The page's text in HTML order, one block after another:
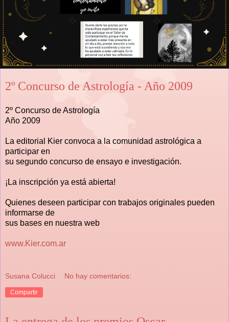
2º Concurso de Astrología - Año 2009
2º Concurso de Astrología
Año 2009
La editorial Kier convoca a la comunidad astrológica a
participar en
su segundo concurso de ensayo e investigación.
¡La inscripción ya está abierta!
Quienes deseen participar con trabajos originales pueden
informarse de
sus bases en nuestra web
www.Kier.com.ar
Susana Colucci No hay comentarios:
Compartir